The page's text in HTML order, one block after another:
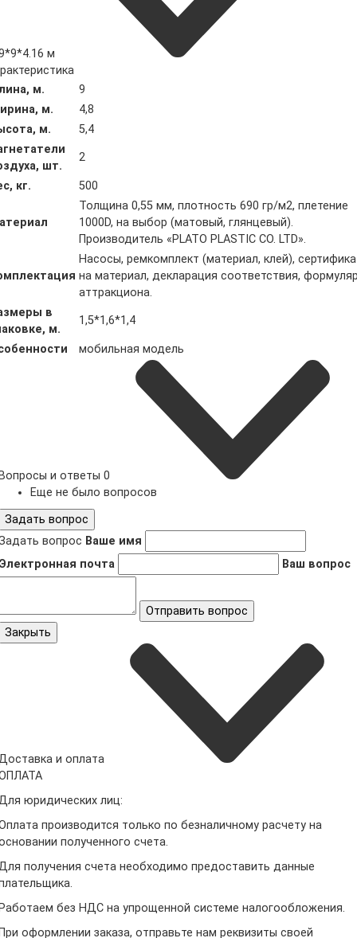
м
м.
9
м.
4,8
м.
5,4
шт.
2
кг. 500
Толщина 0,55 мм, плотность 690 гр/м2, плетение
1000D, на выбор (матовый, глянцевый).
Производитель «PLATO PLASTIC CO. LTD».
Насосы, ремкомплект (материал, клей),
на материал, декларация соответствия,
аттракциона.
в
м.
1,5*1,6*1,4
мобильная модель
и ответы 0
Еще не было вопросов
Задать вопрос
вопрос Ваше имя
почта
Ваш вопрос
Отправить вопрос
Закрыть
и оплата
юридических лиц:
производится только по безналичному расчету на
полученного счета.
получения счета необходимо предоставить данные
без НДС на упрощенной системе налогообложения.
оформлении заказа, отправьте нам реквизиты своей